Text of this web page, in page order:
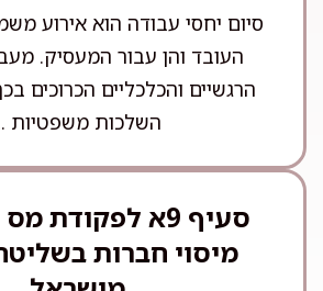
סיום יחסי עבודה הוא אירוע
העובד והן עבור המעסיק.
הרגשיים והכלכליים הכרוכים
השלכות משפטיות
סעיף 9א לפקודת
מיסוי חברות